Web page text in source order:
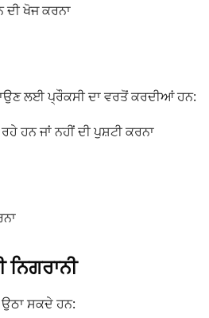
ਖੋਜ ਕਰਨਾ
ਲਈ ਪ੍ਰੌਕਸੀ ਦਾ ਵਰਤੋਂ ਕਰਦੀਆਂ ਹਨ:
ਹਨ ਜਾਂ ਨਹੀਂ ਦੀ ਪੁਸ਼ਟੀ ਕਰਨਾ
ਸਕਦੇ ਹਨ: